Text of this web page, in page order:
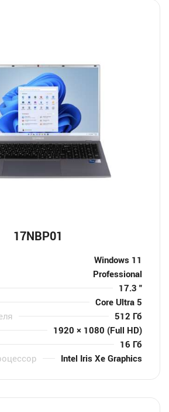
17NBP01
Windows 11
Professional
17.3 "
Core Ultra 5
512 Гб
1920 × 1080 (Full HD)
16 Гб
Intel Iris Xe Graphics